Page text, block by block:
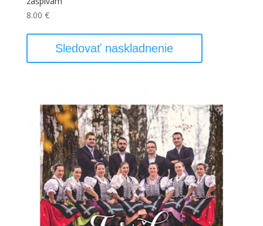
8.00 €
Sledovať naskladnenie